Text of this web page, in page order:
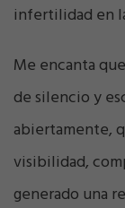
infertilidad en
Me encanta
de silencio y
abiertamente,
visibilidad,
generado una